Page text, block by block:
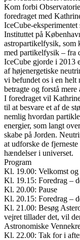
Kom forbi
foredraget med
IceCube-
Instituttet på
astropartikelfysik, som
med partikelfysik – fra
IceCube gjorde i 2013
af højenergetiske
vi befundet os i en helt
betragte og forstå
I foredraget vil
til at besvare et af de
nemlig hvordan
energier, som langt
skabe på Jorden.
at udforske de
hændelser i universet.
Program
Kl. 19.00: Velkomst
Kl. 19.15: Foredrag –
Kl. 20.00: Pause
Kl. 20.15: Foredrag –
Kl. 21.00: Besøg
vejret tillader det, vil
Astronomiske
Kl. 22.00: Tak for i